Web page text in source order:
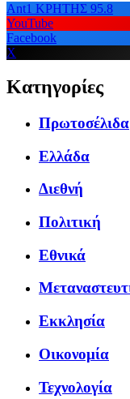
Ant1 ΚΡΗΤΗΣ 95.8
YouTube
Facebook
X
Κατηγορίες
Πρωτοσέλιδα
Ελλάδα
Διεθνή
Πολιτική
Εθνικά
Εκκλησία
Οικονομία
Τεχνολογία